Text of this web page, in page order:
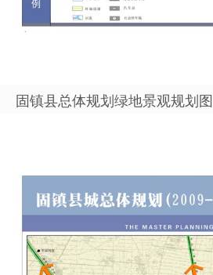
固镇县总体规划绿地景观规划图